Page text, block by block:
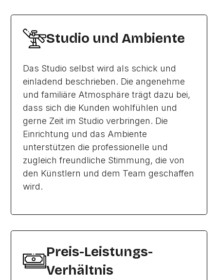
Studio und Ambiente
Das Studio selbst wird als schick und
einladend beschrieben. Die angenehme
und familiäre Atmosphäre trägt dazu bei,
dass sich die Kunden wohlfühlen und
gerne Zeit im Studio verbringen. Die
Einrichtung und das Ambiente
unterstützen die professionelle und
zugleich freundliche Stimmung, die von
den Künstlern und dem Team geschaffen
wird.
Preis-Leistungs-
Verhältnis